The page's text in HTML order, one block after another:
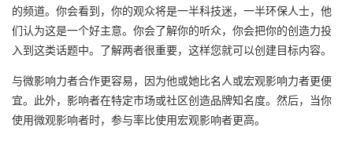
的频道。你会看到，你的观众将是一半科技迷，一半环保人士，他
们认为这是一个好主意。你会了解你的听众，你会把你的创造力投
入到这类话题中。了解两者很重要，这样您就可以创建目标内容。
与微影响力者合作更容易，因为他或她比名人或宏观影响力者更便
宜。此外，影响者在特定市场或社区创造品牌知名度。然后，当你
使用微观影响者时，参与率比使用宏观影响者更高。